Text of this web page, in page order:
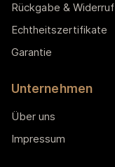
Rückgabe & Widerruf
Echtheitszertifikate
Garantie
Unternehmen
Über uns
Impressum